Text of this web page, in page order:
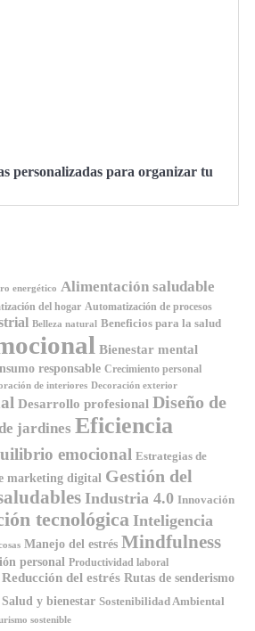
personalizadas para organizar tu
energético Alimentación saludable
del hogar Automatización de procesos
Belleza natural Beneficios para la salud
Bienestar mental
responsable Crecimiento personal
de interiores Decoración exterior
Desarrollo profesional Diseño de
jardines Eficiencia
emocional Estrategias de
marketing digital Gestión del
Industria 4.0 Innovación
tecnológica Inteligencia
Manejo del estrés Mindfulness
personal Productividad laboral
Reducción del estrés Rutas de senderismo
Salud y bienestar Sostenibilidad Ambiental
sostenible